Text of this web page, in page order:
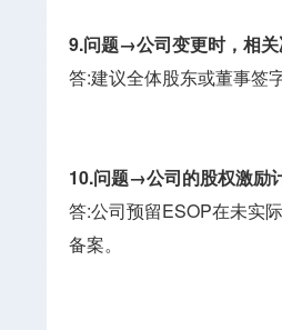
9.问题→公司变更时，相
答:建议全体股东或董事签
10.问题→公司的股权激励
答:公司预留ESOP在未实
备案。